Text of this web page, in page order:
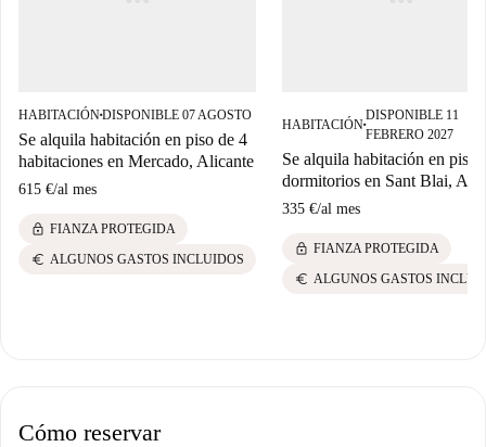
HABITACIÓN■DISPONIBLE 07 AGOSTO
Se alquila habitación en piso de 4
habitaciones en Mercado, Alicante
615 €/al mes
lock FIANZA PROTEGIDA
euro ALGUNOS GASTOS INCLUIDOS
HABITACIÓN■
DISPONIBLE 11
FEBRERO 2027
Se alquila habitación en piso
dormitorios en Sant Blai,
335 €/al mes
lock FIANZA PROTEGIDA
euro ALGUNOS GASTOS
Cómo reservar